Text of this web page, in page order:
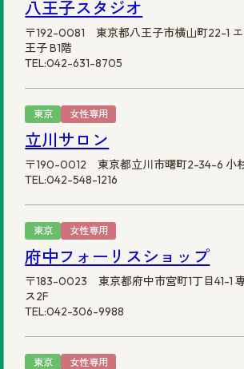
八王子スタジオ
〒192-0081 東京都八王子市横山町22-1 エ
王子 B1階
TEL:042-631-8705
東京 女性専用
立川サロン
〒190-0012 東京都立川市曙町2-34-6 小
TEL:042-548-1216
東京 女性専用
府中フォーリスショップ
〒183-0023 東京都府中市宮町1丁目41-1
ス2F
TEL:042-306-9988
東京 女性専用